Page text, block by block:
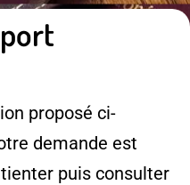
proposé ci-
demande est
puis consulter